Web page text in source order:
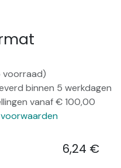
voorraad)
binnen 5 werkdagen
vanaf € 100,00
6,24 €